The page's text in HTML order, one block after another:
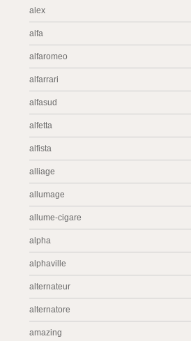
alex
alfa
alfaromeo
alfarrari
alfasud
alfetta
alfista
alliage
allumage
allume-cigare
alpha
alphaville
alternateur
alternatore
amazing